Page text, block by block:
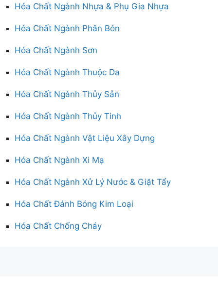
Hóa Chất Ngành Nhựa & Phụ Gia Nhựa
Hóa Chất Ngành Phân Bón
Hóa Chất Ngành Sơn
Hóa Chất Ngành Thuộc Da
Hóa Chất Ngành Thủy Sản
Hóa Chất Ngành Thủy Tinh
Hóa Chất Ngành Vật Liệu Xây Dựng
Hóa Chất Ngành Xi Mạ
Hóa Chất Ngành Xử Lý Nước & Giặt Tẩy
Hóa Chất Đánh Bóng Kim Loại
Hóa Chất Chống Cháy